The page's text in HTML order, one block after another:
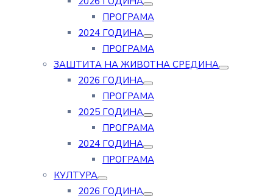
ПРОГРАМА
2024 ГОДИНА
ПРОГРАМА
ЗАШТИТА НА ЖИВОТНА СРЕДИНА
2026 ГОДИНА
ПРОГРАМА
2025 ГОДИНА
ПРОГРАМА
2024 ГОДИНА
ПРОГРАМА
КУЛТУРА
2026 ГОДИНА